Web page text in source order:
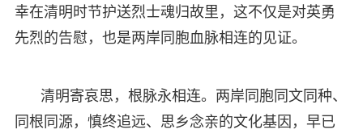
幸在清明时节护送烈士魂归故里，这不仅是对英勇
先烈的告慰，也是两岸同胞血脉相连的见证。
清明寄哀思，根脉永相连。两岸同胞同文同种、
同根同源，慎终追远、思乡念亲的文化基因，早已